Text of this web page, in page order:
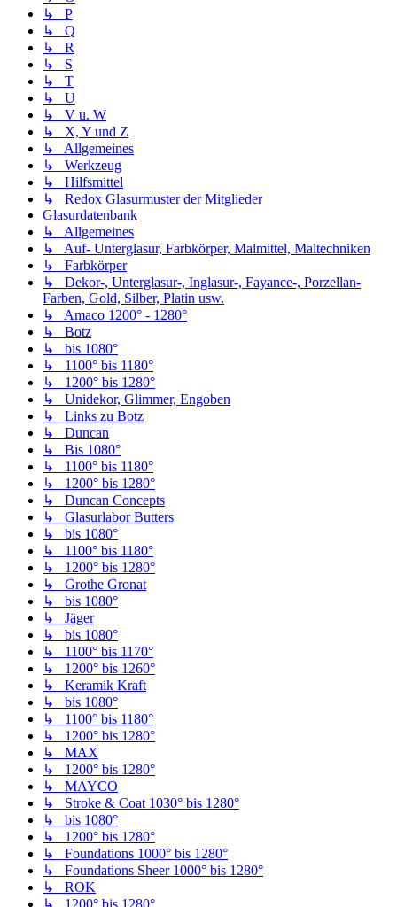
↳ P
↳ Q
↳ R
↳ S
↳ T
↳ U
↳ V u. W
↳ X, Y und Z
↳ Allgemeines
↳ Werkzeug
↳ Hilfsmittel
↳ Redox Glasurmuster der Mitglieder
Glasurdatenbank
↳ Allgemeines
↳ Auf- Unterglasur, Farbkörper, Malmittel, Maltechniken
↳ Farbkörper
↳ Dekor-, Unterglasur-, Inglasur-, Fayance-, Porzellan-
Farben, Gold, Silber, Platin usw.
↳ Amaco 1200° - 1280°
↳ Botz
↳ bis 1080°
↳ 1100° bis 1180°
↳ 1200° bis 1280°
↳ Unidekor, Glimmer, Engoben
↳ Links zu Botz
↳ Duncan
↳ Bis 1080°
↳ 1100° bis 1180°
↳ 1200° bis 1280°
↳ Duncan Concepts
↳ Glasurlabor Butters
↳ bis 1080°
↳ 1100° bis 1180°
↳ 1200° bis 1280°
↳ Grothe Gronat
↳ bis 1080°
↳ Jäger
↳ bis 1080°
↳ 1100° bis 1170°
↳ 1200° bis 1260°
↳ Keramik Kraft
↳ bis 1080°
↳ 1100° bis 1180°
↳ 1200° bis 1280°
↳ MAX
↳ 1200° bis 1280°
↳ MAYCO
↳ Stroke & Coat 1030° bis 1280°
↳ bis 1080°
↳ 1200° bis 1280°
↳ Foundations 1000° bis 1280°
↳ Foundations Sheer 1000° bis 1280°
↳ ROK
↳ 1200° bis 1280°